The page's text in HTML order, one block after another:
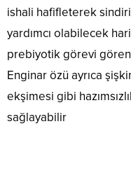
ishali hafifleterek
yardımcı olabilecek
prebiyotik görevi
Enginar özü ayrıca
ekşimesi gibi
sağlayabilir